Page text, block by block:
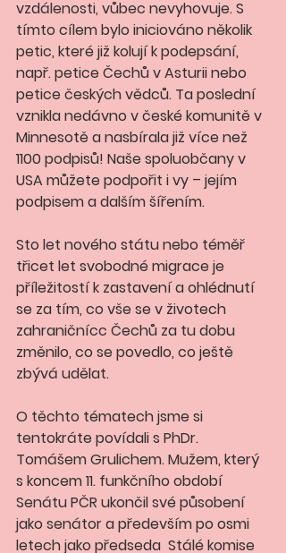
vzdálenosti, vůbec nevyhovuje. S
tímto cílem bylo iniciováno několik
petic, které již kolují k podepsání,
např. petice Čechů v Asturii nebo
petice českých vědců. Ta poslední
vznikla nedávno v české komunitě v
Minnesotě a nasbírala již více než
1100 podpisů! Naše spoluobčany v
USA můžete podpořit i vy – jejím
podpisem a dalším šířením.
Sto let nového státu nebo téměř
třicet let svobodné migrace je
příležitostí k zastavení a ohlédnutí
se za tím, co vše se v životech
zahraničnícc Čechů za tu dobu
změnilo, co se povedlo, co ještě
zbývá udělat.
O těchto tématech jsme si
tentokráte povídali s PhDr.
Tomášem Grulichem. Mužem, který
s koncem 11. funkčního období
Senátu PČR ukončil své působení
jako senátor a především po osmi
letech jako předseda  Stálé komise